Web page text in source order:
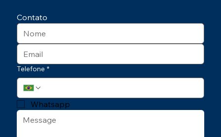
Contato
Telefone *
Whatsapp